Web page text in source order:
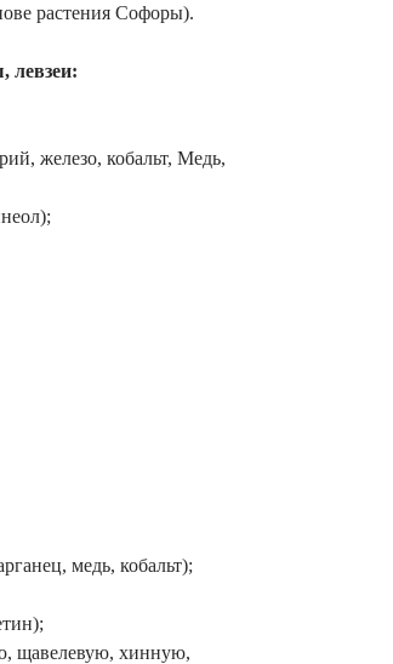
растения Софоры).
левзеи:
железо, кобальт, Медь,
медь, кобальт);
щавелевую, хинную,